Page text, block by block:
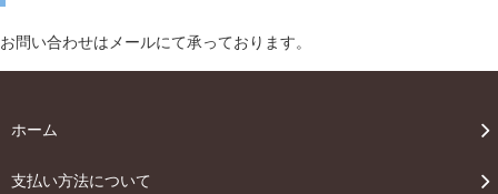
お問い合わせはメールにて承っております。
ホーム
支払い方法について